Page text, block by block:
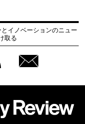
イノベーションのニュー
取る